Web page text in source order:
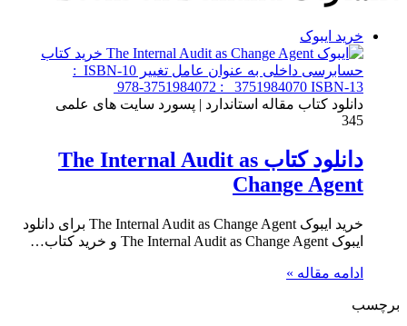
خرید ایبوک
دانلود کتاب مقاله استاندارد | پسورد سایت های علمی
345
دانلود کتاب The Internal Audit as
Change Agent
خرید ایبوک The Internal Audit as Change Agent برای دانلود
ایبوک The Internal Audit as Change Agent و خرید کتاب…
ادامه مقاله »
برچسب